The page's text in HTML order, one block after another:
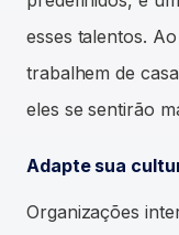
esses talentos.
trabalhem de
eles se sentirão
Adapte sua
Organizações